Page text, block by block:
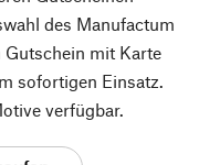
des Manufactum
Gutschein mit Karte
sofortigen Einsatz.
verfügbar.